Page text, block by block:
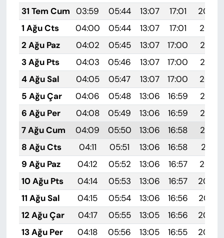
31 Tem Cum
03:59 05:44 13:07 17:01
20:20
1 Ağu Cts
04:00 05:44 13:07 17:01
20:19
2 Ağu Paz
04:02 05:45 13:07 17:00
20:18
3 Ağu Pts
04:03 05:46 13:07 17:00
20:17
4 Ağu Sal
04:05 05:47 13:07 17:00
20:16
5 Ağu Çar
04:06 05:48 13:06 16:59
20:15
6 Ağu Per
04:08 05:49 13:06 16:59
20:13
7 Ağu Cum
04:09 05:50 13:06 16:58
20:12
8 Ağu Cts
04:11 05:51 13:06 16:58
20:11
9 Ağu Paz
04:12 05:52 13:06 16:57
20:10
10 Ağu Pts
04:14 05:53 13:06 16:57
20:08
11 Ağu Sal
04:15 05:54 13:06 16:56
20:07
12 Ağu Çar
04:17 05:55 13:05 16:56
20:06
13 Ağu Per
04:18 05:56 13:05 16:55
20:05